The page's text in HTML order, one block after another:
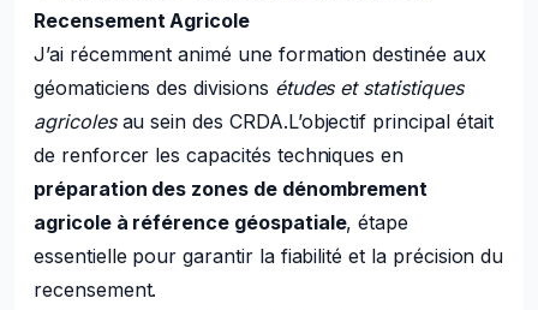
Recensement Agricole
J’ai récemment animé une formation destinée aux
géomaticiens des divisions études et statistiques
agricolesau sein des CRDA.L’objectif principal était
de renforcer les capacités techniques en
préparation des zones de dénombrement
agricole à référence géospatiale, étape
essentielle pour garantir la fiabilité et la précision du
recensement.